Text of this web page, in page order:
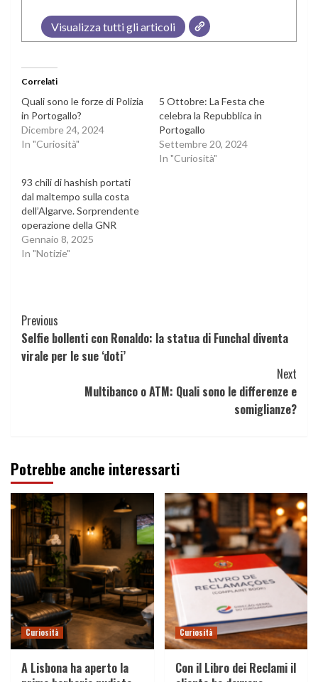
Visualizza tutti gli articoli
Correlati
Quali sono le forze di Polizia
in Portogallo?
Dicembre 24, 2024
In "Curiosità"
5 Ottobre: La Festa che
celebra la Repubblica in
Portogallo
Settembre 20, 2024
In "Curiosità"
93 chili di hashish portati
dal maltempo sulla costa
dell’Algarve. Sorprendente
operazione della GNR
Gennaio 8, 2025
In "Notizie"
Continue
Reading
Previous
Selfie bollenti con Ronaldo: la statua di Funchal diventa
virale per le sue ‘doti’
Next
Multibanco o ATM: Quali sono le differenze e
somiglianze?
Potrebbe anche interessarti
Curiosità
A Lisbona ha aperto la
Curiosità
Con il Libro dei Reclami il